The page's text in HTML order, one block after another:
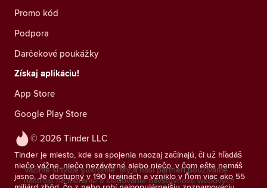
© 2026 Tinder LLC
Tinder je miesto, kde sa spojenia naozaj začínajú, či už hľadáš
niečo vážne, niečo nezáväzné alebo niečo, v čom ešte nemáš
jasno. Je dostupný v 190 krajinách a vzniklo v ňom viac ako 55
Promo kód
Podpora
Darčekové poukážky
Získaj aplikáciu!
App Store
Google Play Store
Vážime si tvoje súkromie. My a naši partneri používame
nástroje na meranie a sledovanie návštevnosti webových